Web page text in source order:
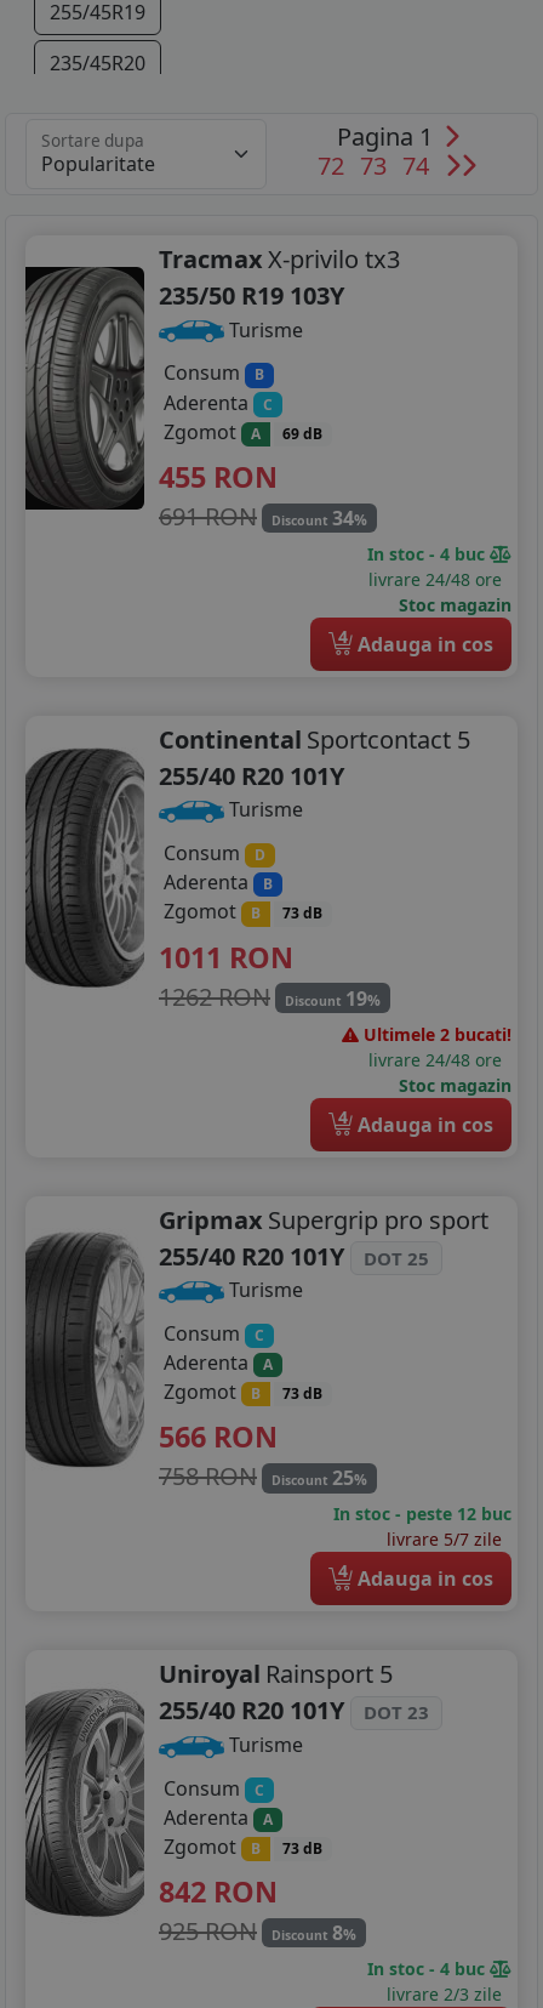
255/45R19
235/45R20
Sortare dupa
Pagina 1
72 73 74
TracmaxX-privilo tx3
235/50 R19 103Y
Turisme
Consum
B
Aderenta C
Zgomot A 69 dB
455 RON
691 RON Discount 34%
In stoc - 4 buc
livrare 24/48 ore
Stoc magazin
4 Adauga in cos
Continental Sportcontact 5
255/40 R20 101Y
Turisme
Consum
D
Aderenta B
Zgomot B 73 dB
1011 RON
1262 RON Discount 19%
Ultimele 2 bucati!
livrare 24/48 ore
Stoc magazin
4 Adauga in cos
Gripmax Supergrip pro sport
255/40 R20 101Y
DOT 25
Turisme
Consum
C
Aderenta A
Zgomot B 73 dB
566 RON
758 RON Discount 25%
In stoc - peste 12 buc
livrare 5/7 zile
4 Adauga in cos
Uniroyal Rainsport 5
255/40 R20 101Y
DOT 23
Turisme
Consum
C
Aderenta A
Zgomot B 73 dB
842 RON
925 RON Discount 8%
In stoc - 4 buc
livrare 2/3 zile